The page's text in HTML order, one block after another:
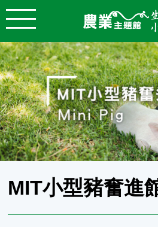
跳到主要內容
農業知識入口網
MIT小型豬奮進